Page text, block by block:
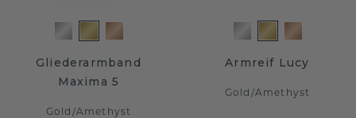
Gliederarmband
Maxima 5
Gold /Amethyst
Armreif Lucy
Gold /Amethyst